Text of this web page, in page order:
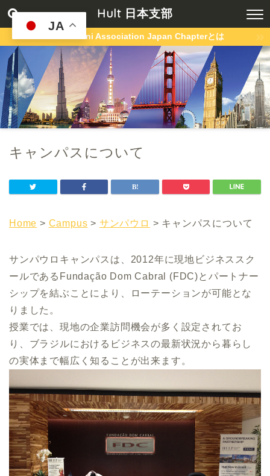
Hult 日本支部
Hult Alumni Association Japan Chapterとは
キャンパスについて
Home > Campus > サンパウロ > キャンパスについて
サンパウロキャンパスは、2012年に現地ビジネススク
ールであるFundação Dom Cabral (FDC)とパートナー
シップを結ぶことにより、ローテーションが可能とな
りました。
授業では、現地の企業訪問機会が多く設定されてお
り、ブラジルにおけるビジネスの最新状況から暮らし
の実体まで幅広く知ることが出来ます。
JA